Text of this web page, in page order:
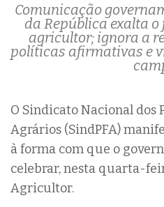
Comunicação
da República exalta o
agricultor; ignora a
políticas afirmativas e
O Sindicato Nacional dos
Agrários (SindPFA)
à forma com que o
celebrar, nesta quarta-
Agricultor.